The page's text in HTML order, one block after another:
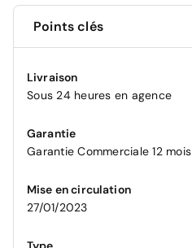
Points clés
Livraison
Sous 24 heures en agence
Garantie
Garantie Commerciale 12 mois
Mise en circulation
27/01/2023